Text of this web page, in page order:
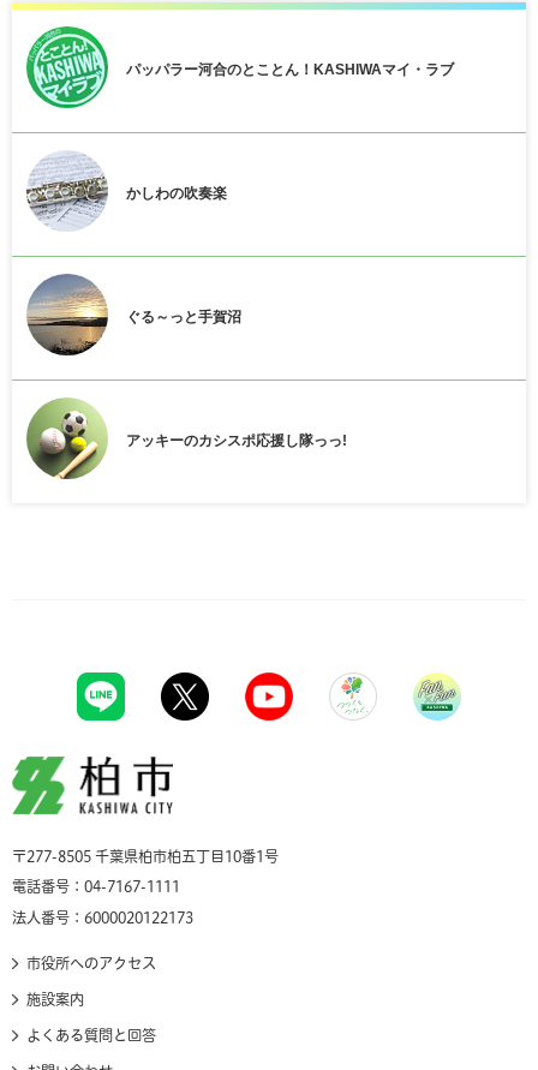
パッパラー河合のとことん！KASHIWAマイ・ラブ
かしわの吹奏楽
ぐる～っと手賀沼
アッキーのカシスポ応援し隊っっ!
柏市
〒277-8505 千葉県柏市柏五丁目10番1号
電話番号：04-7167-1111
法人番号：6000020122173
市役所へのアクセス
施設案内
よくある質問と回答